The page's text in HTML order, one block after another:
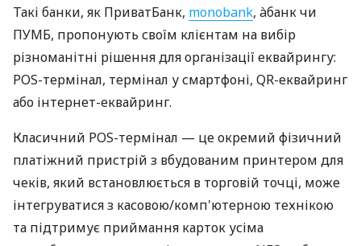
Такі банки, як ПриватБанк, monobank, àбанк чи
ПУМБ, пропонують своїм клієнтам на вибір
різноманітні рішення для організації еквайрингу:
POS-термінал, термінал у смартфоні, QR-еквайринг
або інтернет-еквайринг.
Класичний POS-термінал — це окремий фізичний
платіжний пристрій з вбудованим принтером для
чеків, який встановлюється в торговій точці, може
інтегруватися з касовою/комп'ютерною технікою
та підтримує приймання карток усіма